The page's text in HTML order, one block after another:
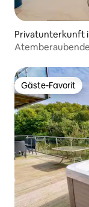
Privatunterkunft
Gäste-Favorit
Gäste-Favorit